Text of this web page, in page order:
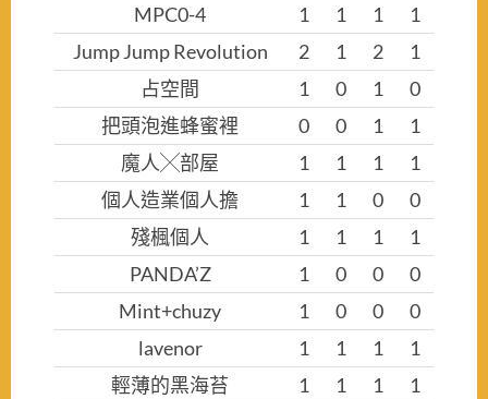
MPC0-4
1 1 1
1
Jump Jump Revolution
2 1 2
1
占空間
1 0 1
0
把頭泡進蜂蜜裡
0 0 1
1
魔人╳部屋
1 1 1
1
個人造業個人擔
1 1 0
0
殘楓個人
1 1 1
1
PANDA’Z
1 0 0
0
Mint+chuzy
1 0 0
0
lavenor
1 1 1
1
輕薄的黑海苔
1 1 1
1